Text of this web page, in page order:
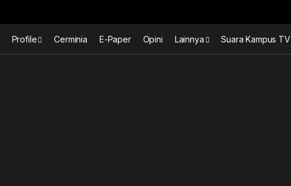
Profile Cerminia E-Paper Opini Lainnya Suara Kampus TV